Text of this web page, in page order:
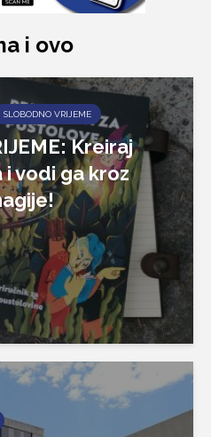
i ovo
SLOBODNO VRIJEME
Kreiraj
vodi ga kroz